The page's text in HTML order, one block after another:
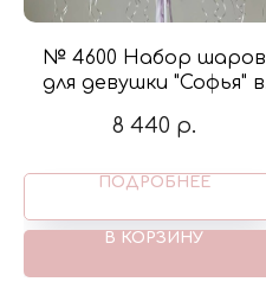
№ 4600 Набор шаров
для девушки "Софья" в
бабочками
8 440 р.
ПОДРОБНЕЕ
В КОРЗИНУ